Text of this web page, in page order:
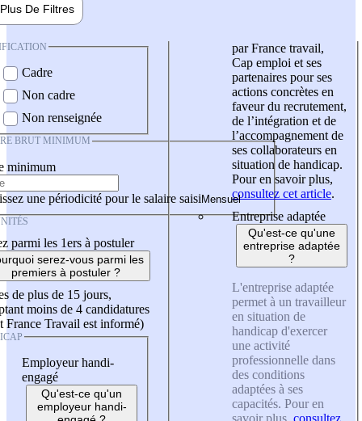
Plus De Filtres
Cadre
Non cadre
Non renseignée
BRUT MINIMUM
minimum
une périodicité pour le salaire saisi
parmi les 1ers à postuler
serez-vous parmi les
premiers à postuler ?
de plus de 15 jours,
moins de 4 candidatures
France Travail est informé)
Employeur handi-
engagé
Qu'est-ce qu'un
employeur handi-
par France travail,
Cap emploi et ses
partenaires pour ses
actions concrètes en
faveur du recrutement,
de l’intégration et de
l’accompagnement de
ses collaborateurs en
situation de handicap.
Pour en savoir plus,
consultez cet article.
Entreprise adaptée
Qu'est-ce qu'une
entreprise adaptée
?
L'entreprise adaptée
permet à un travailleur
en situation de
handicap d'exercer
une activité
professionnelle dans
des conditions
adaptées à ses
capacités. Pour en
savoir plus, consultez